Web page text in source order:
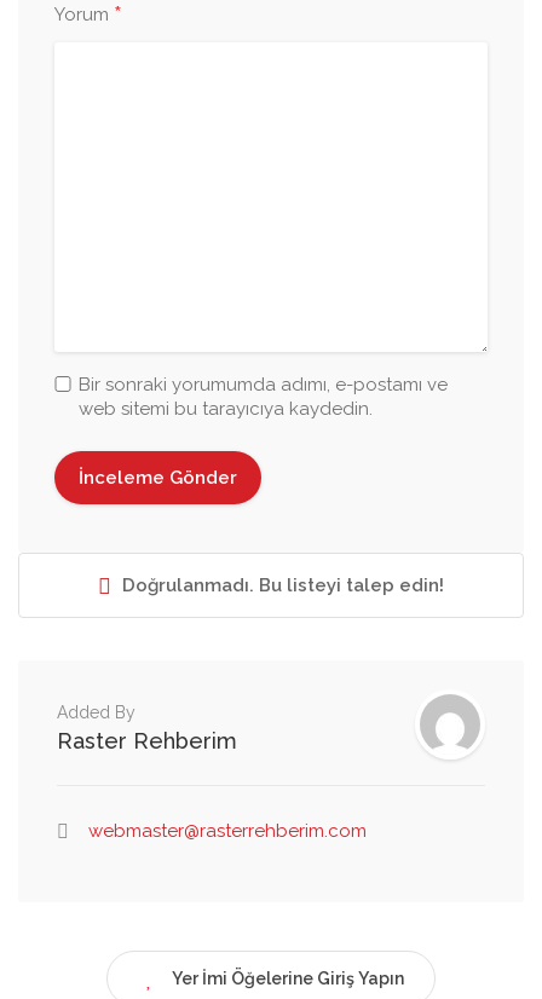
Yorum *
Bir sonraki yorumumda adımı, e-postamı ve
web sitemi bu tarayıcıya kaydedin.
Doğrulanmadı. Bu listeyi talep edin!
Added By
Raster Rehberim
webmaster@rasterrehberim.com
Yer İmi Öğelerine Giriş Yapın